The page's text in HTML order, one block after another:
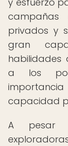
campañas
privados y
gran
habilidades
a los
capacidad
A pesar